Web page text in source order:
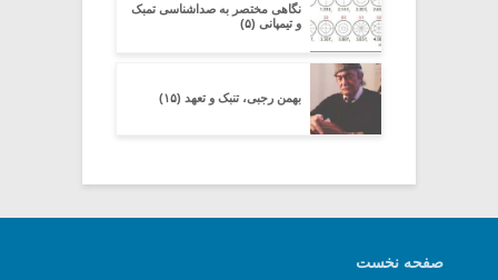
نگاهی مختصر به صداشناسی تمبک
و تیمپانی (۵)
بهمن رجبی، تنبک و تعهد (۱۵)
صفحه نخست